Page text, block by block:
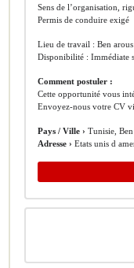
Sens de l’organisation,
Permis de conduire exigé
Lieu de travail : Ben arous
Disponibilité : Immédiate
Comment postuler :
Cette opportunité vous
Envoyez-nous votre CV
Pays / Ville › Tunisie,
Adresse › Etats unis d